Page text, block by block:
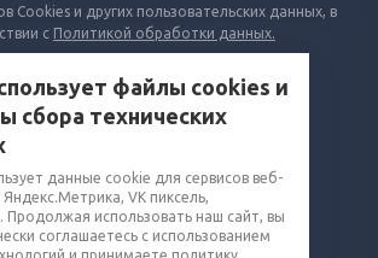
Cookies и других пользовательских данных, в
с Политикой обработки данных.
КОМПАНИЯ
КОНТАКТЫ
8 (800) 302-14-75
файлы cookies и
сбора технических
данные cookie для сервисов веб-
Яндекс.Метрика, VK пиксель,
Продолжая использовать наш сайт, вы
соглашаетесь с использованием